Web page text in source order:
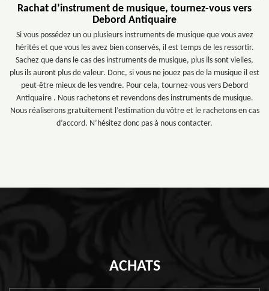
Rachat d’instrument de musique, tournez-vous vers
Debord Antiquaire
Si vous possédez un ou plusieurs instruments de musique que vous avez
hérités et que vous les avez bien conservés, il est temps de les ressortir.
Sachez que dans le cas des instruments de musique, plus ils sont vielles,
plus ils auront plus de valeur. Donc, si vous ne jouez pas de la musique il est
peut-être mieux de les vendre. Pour cela, tournez-vous vers Debord
Antiquaire . Nous rachetons et revendons des instruments de musique.
Nous réaliserons gratuitement l’estimation du vôtre et le rachetons en cas
d’accord. N’hésitez donc pas à nous contacter.
ACHATS